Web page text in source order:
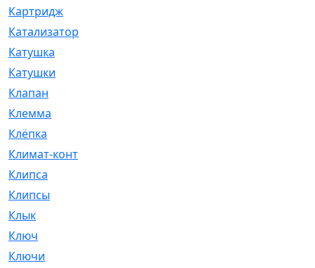
Картридж
Катализатор
Катушка
Катушки
Клапан
Клемма
Клёпка
Климат-контроль
Клипса
Клипсы
Клык
Ключ
Ключи